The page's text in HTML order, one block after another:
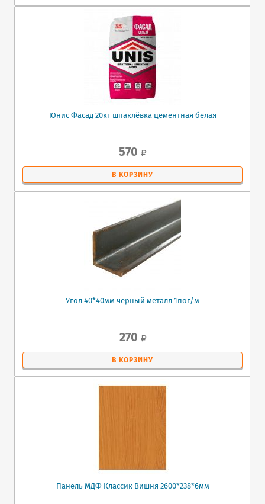
Юнис Фасад 20кг шпаклёвка цементная белая
570
В КОРЗИНУ
Угол 40*40мм черный металл 1пог/м
270
В КОРЗИНУ
Панель МДФ Классик Вишня 2600*238*6мм